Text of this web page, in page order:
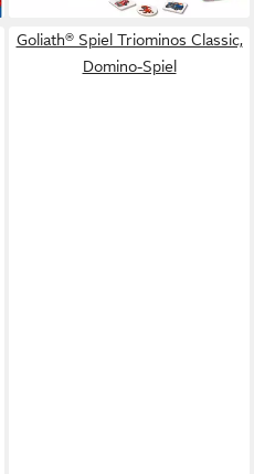
Goliath® Spiel Triominos Classic,
Domino-Spiel